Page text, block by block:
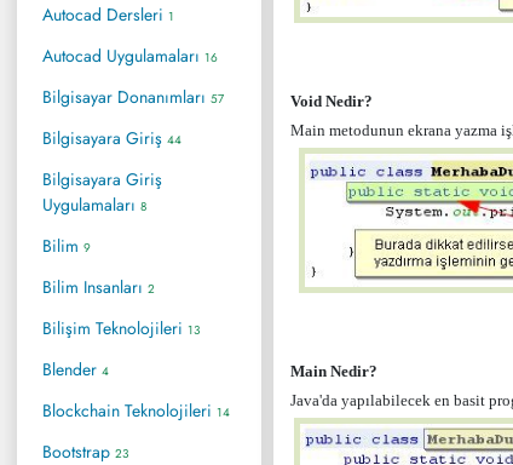
Autocad Dersleri 1
Autocad Uygulamaları 16
Bilgisayar Donanımları 57
Bilgisayara Giriş 44
Bilgisayara Giriş
Uygulamaları 8
Bilim 9
Bilim Insanları 2
Bilişim Teknolojileri 13
Blender 4
Blockchain Teknolojileri 14
Bootstrap 23
Void Nedir?
Main metodunun ekrana yazma
Main Nedir?
Java'da yapılabilecek en basit